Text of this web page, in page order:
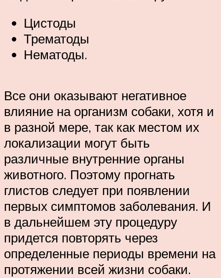
Цистоды
Трематоды
Нематоды.
Все они оказывают негативное
влияние на организм собаки, хотя и
в разной мере, так как местом их
локализации могут быть
различные внутренние органы
животного. Поэтому прогнать
глистов следует при появлении
первых симптомов заболевания. И
в дальнейшем эту процедуру
придется повторять через
определенные периоды времени на
протяжении всей жизни собаки.